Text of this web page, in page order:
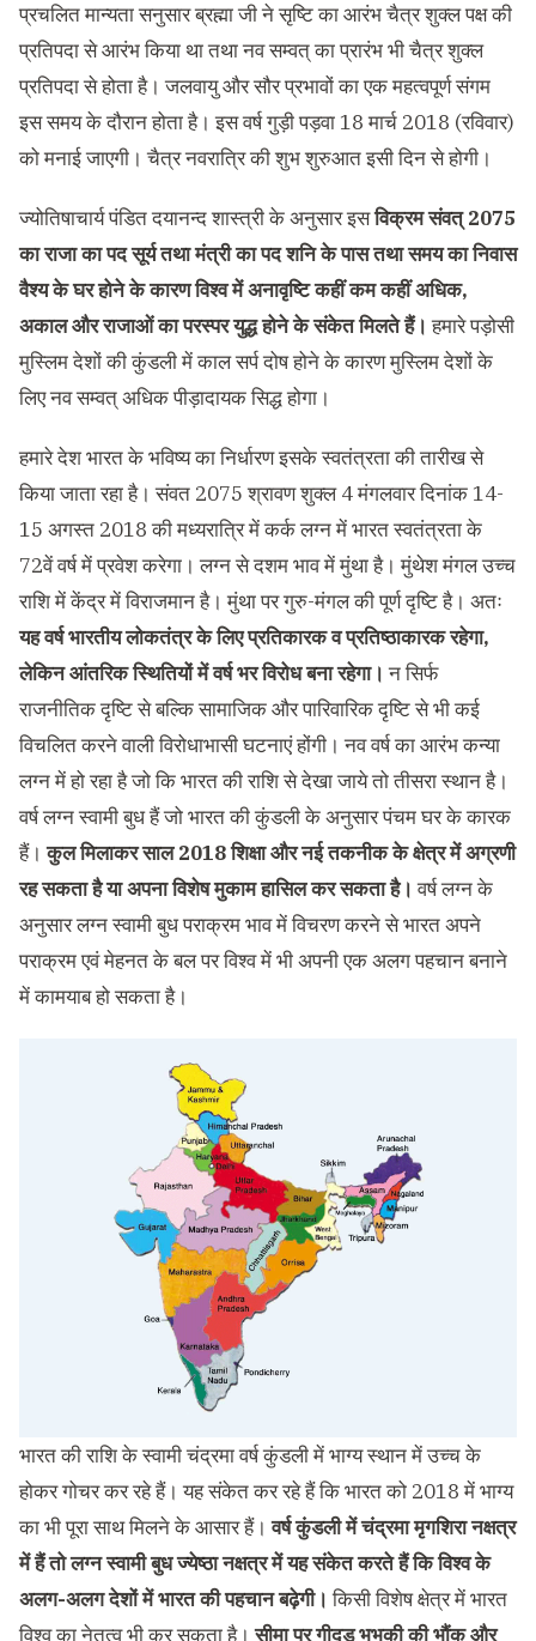
प्रचलित मान्यता सनुसार ब्रह्मा जी ने सृष्टि का आरंभ चैत्र शुक्ल पक्ष की
प्रतिपदा से आरंभ किया था तथा नव सम्वत् का प्रारंभ भी चैत्र शुक्ल
प्रतिपदा से होता है। जलवायु और सौर प्रभावों का एक महत्वपूर्ण संगम
इस समय के दौरान होता है। इस वर्ष गुड़ी पड़वा 18 मार्च 2018 (रविवार)
को मनाई जाएगी। चैत्र नवरात्रि की शुभ शुरुआत इसी दिन से होगी।
ज्योतिषाचार्य पंडित दयानन्द शास्त्री के अनुसार इसविक्रम संवत् 2075
का राजा का पद सूर्य तथा मंत्री का पद शनि के पास तथा समय का निवास
वैश्य के घर होने के कारण विश्व में अनावृष्टि कहीं कम कहीं अधिक,
अकाल और राजाओं का परस्पर युद्ध होने के संकेत मिलते हैं। हमारे पड़ोसी
मुस्लिम देशों की कुंडली में काल सर्प दोष होने के कारण मुस्लिम देशों के
लिए नव सम्वत् अधिक पीड़ादायक सिद्ध होगा।
हमारे देश भारत के भविष्य का निर्धारण इसके स्वतंत्रता की तारीख से
किया जाता रहा है। संवत 2075 श्रावण शुक्ल 4 मंगलवार दिनांक 14-
15 अगस्त 2018 की मध्यरात्रि में कर्क लग्न में भारत स्वतंत्रता के
72वें वर्ष में प्रवेश करेगा। लग्न से दशम भाव में मुंथा है। मुंथेश मंगल उच्च
राशि में केंद्र में विराजमान है। मुंथा पर गुरु-मंगल की पूर्ण दृष्टि है। अतः
यह वर्ष भारतीय लोकतंत्र के लिए प्रतिकारक व प्रतिष्ठाकारक रहेगा,
लेकिन आंतरिक स्थितियों में वर्ष भर विरोध बना रहेगा। न सिर्फ
राजनीतिक दृष्टि से बल्कि सामाजिक और पारिवारिक दृष्टि से भी कई
विचलित करने वाली विरोधाभासी घटनाएं होंगी। नव वर्ष का आरंभ कन्या
लग्न में हो रहा है जो कि भारत की राशि से देखा जाये तो तीसरा स्थान है।
वर्ष लग्न स्वामी बुध हैं जो भारत की कुंडली के अनुसार पंचम घर के कारक
हैं।कुल मिलाकर साल 2018 शिक्षा और नई तकनीक के क्षेत्र में अग्रणी
रह सकता है या अपना विशेष मुकाम हासिल कर सकता है। वर्ष लग्न के
अनुसार लग्न स्वामी बुध पराक्रम भाव में विचरण करने से भारत अपने
पराक्रम एवं मेहनत के बल पर विश्व में भी अपनी एक अलग पहचान बनाने
में कामयाब हो सकता है।
भारत की राशि के स्वामी चंद्रमा वर्ष कुंडली में भाग्य स्थान में उच्च के
होकर गोचर कर रहे हैं। यह संकेत कर रहे हैं कि भारत को 2018 में भाग्य
का भी पूरा साथ मिलने के आसार हैं। वर्ष कुंडली में चंद्रमा मृगशिरा नक्षत्र
में हैं तो लग्न स्वामी बुध ज्येष्ठा नक्षत्र में यह संकेत करते हैं कि विश्व के
अलग-अलग देशों में भारत की पहचान बढ़ेगी। किसी विशेष क्षेत्र में भारत
विश्व का नेतृत्व भी कर सकता है।सीमा पर गीदड़ भभकी की भौंक और